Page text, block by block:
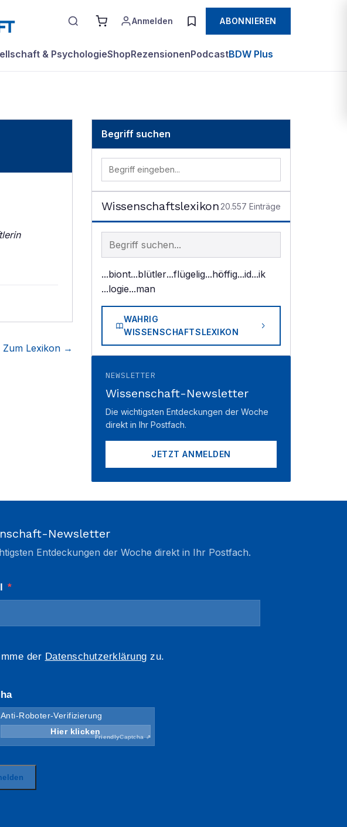
Anmelden ABONNIEREN
& PsychologieShopRezensionenPodcastBDW Plus
Zum Lexikon →
Begriff suchen
Wissenschaftslexikon 20.557 Einträge
Begriff im Lexikon suchen
...biont...blütler...flügelig...höffig...id...ik
...logie...man
WAHRIG
WISSENSCHAFTSLEXIKON
NEWSLETTER
Wissenschaft-Newsletter
Die wichtigsten Entdeckungen der Woche
direkt in Ihr Postfach.
JETZT ANMELDEN
Newsletter
Entdeckungen der Woche direkt in Ihr Postfach.